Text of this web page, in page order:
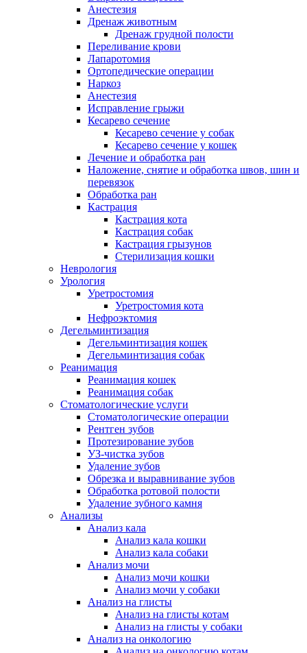
Анестезия
Дренаж животным
Дренаж грудной полости
Переливание крови
Лапаротомия
Ортопедические операции
Наркоз
Анестезия
Исправление грыжи
Кесарево сечение
Кесарево сечение у собак
Кесарево сечение у кошек
Лечение и обработка ран
Наложение, снятие и обработка швов, шин и
перевязок
Обработка ран
Кастрация
Кастрация кота
Кастрация собак
Кастрация грызунов
Стерилизация кошки
Неврология
Урология
Уретростомия
Уретростомия кота
Нефроэктомия
Дегельминтизация
Дегельминтизация кошек
Дегельминтизация собак
Реанимация
Реанимация кошек
Реанимация собак
Стоматологические услуги
Стоматологические операции
Рентген зубов
Протезирование зубов
УЗ-чистка зубов
Удаление зубов
Обрезка и выравнивание зубов
Обработка ротовой полости
Удаление зубного камня
Анализы
Анализ кала
Анализ кала кошки
Анализ кала собаки
Анализ мочи
Анализ мочи кошки
Анализ мочи у собаки
Анализ на глисты
Анализ на глисты котам
Анализ на глисты у собаки
Анализ на онкологию